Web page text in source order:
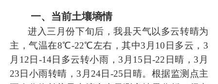
一、当前土壤墒情
进入 三 月份下旬后 ，我县天气以多云转晴为
主 ，气温在8℃-22℃左右，其中3月10日多云，3
月12日-14日多云转小雨，3月15日-22日晴，3月
23日小雨转晴，3月24日-25日晴。根据监测点主